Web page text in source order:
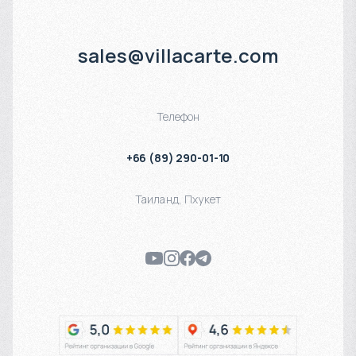
sales@villacarte.com
Телефон
+66 (89) 290-01-10
Таиланд Пхукет